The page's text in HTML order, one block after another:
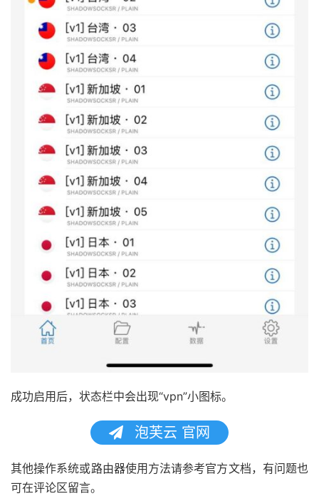
成功启用后，状态栏中会出现“vpn”小图标。
泡芙云 官网
其他操作系统或路由器使用方法请参考官方文档，有问题也
可在评论区留言。